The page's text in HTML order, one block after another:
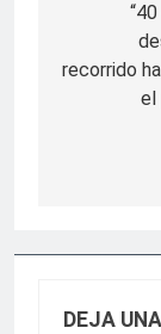
recorrido
el
DEJA